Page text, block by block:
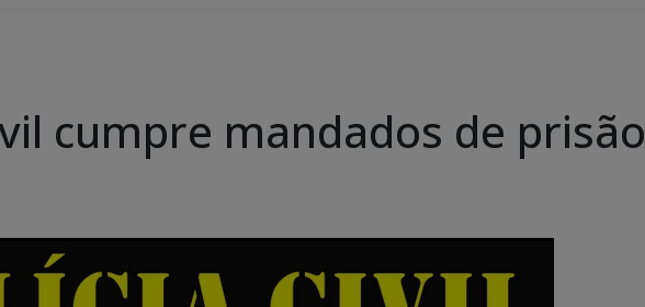
cumpre mandados de prisão